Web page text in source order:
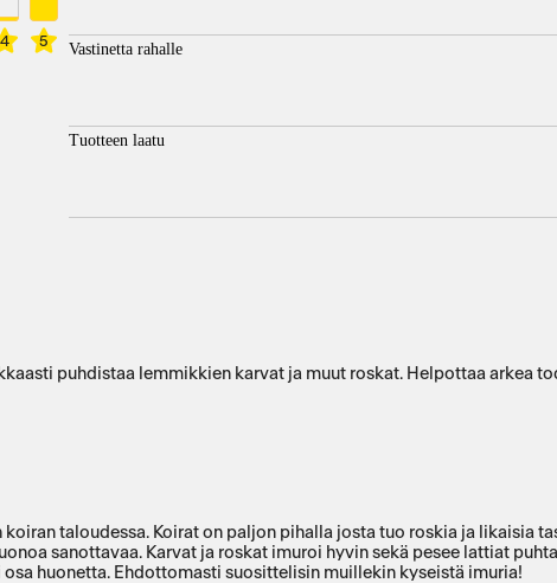
4 5
Vastinetta rahalle
Tuotteen laatu
puhdistaa lemmikkien karvat ja muut roskat. Helpottaa arkea
Sovellus on helppo käyttää ja sieltä on
huonetta. Ehdottomasti suosittelisin muillekin kyseistä imuria!